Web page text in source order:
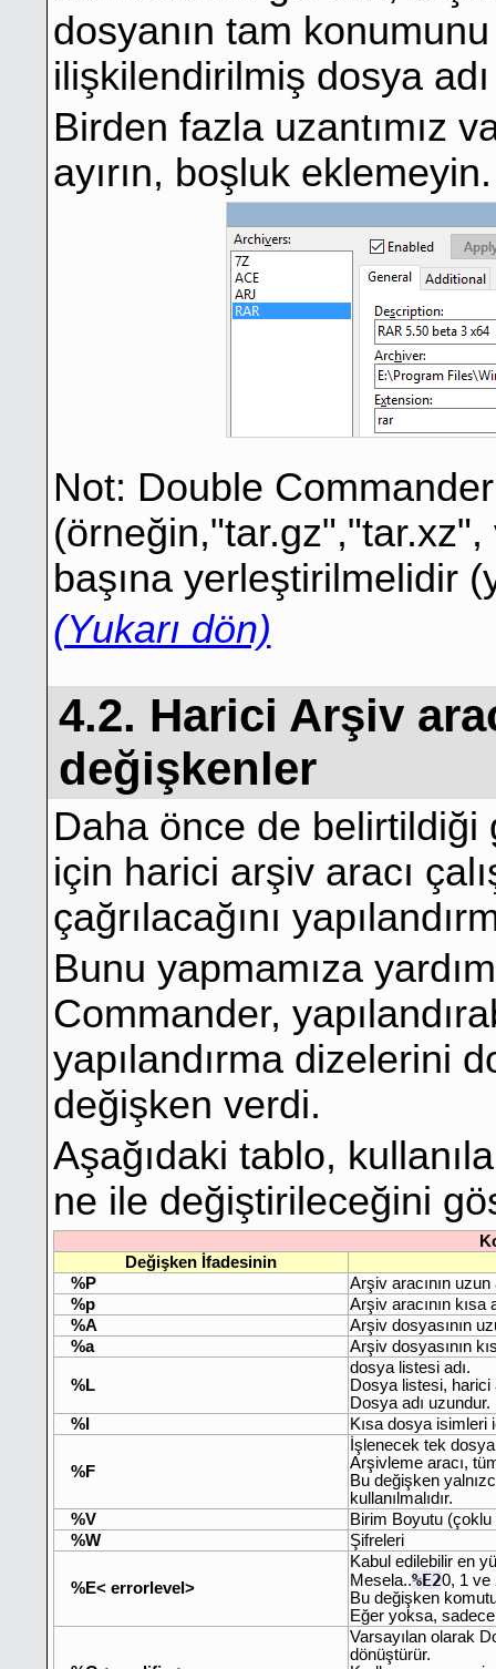
dosyanın tam
ilişkilendirilmiş dosya adı
Birden fazla uzantımız
ayırın, boşluk eklemeyin.
Not: Double
başına yerleştirilmelidir
(Yukarı dön)
4.2. Harici Arşiv
değişkenler
Daha önce de
için harici arşiv aracı
çağrılacağını
Bunu yapmamıza
Commander,
yapılandırma dizelerini
değişken verdi.
Aşağıdaki tablo,
ne ile değiştirileceğini
Değişken İfadesinin
%P
Arşiv aracının
%p
Arşiv aracının kısa
%A
Arşiv dosyasının
%a
Arşiv dosyasının
%L
dosya listesi adı.
Dosya listesi, harici
Dosya adı uzundur.
%l
Kısa dosya isimleri
%F
İşlenecek tek
Arşivleme aracı,
Bu değişken
kullanılmalıdır.
%V
Birim Boyutu
%W
Şifreleri
%E< errorlevel>
Kabul edilebilir en
Mesela..%E20, 1 ve
Bu değişken
Eğer yoksa,
Varsayılan olarak
dönüştürür.